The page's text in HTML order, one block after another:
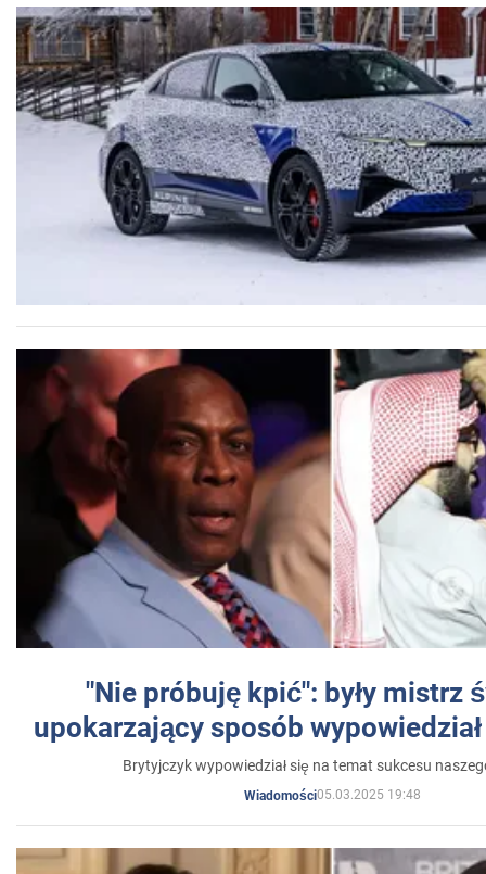
"Nie próbuję kpić": były mistrz
upokarzający sposób
Brytyjczyk wypowiedział się na temat sukcesu
Wiadomości05.03.2025 19:48